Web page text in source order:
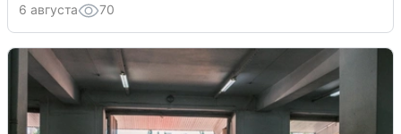
6 августа 70